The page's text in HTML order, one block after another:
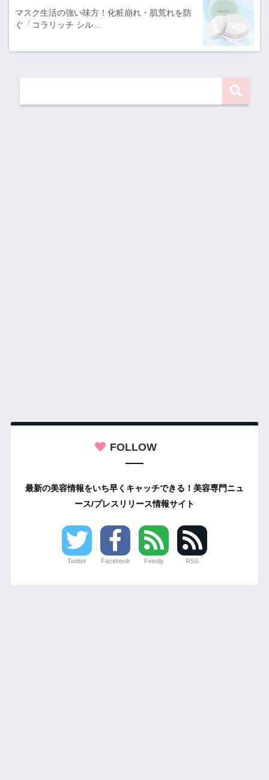
マスク生活の強い味方！化粧崩れ・肌荒れを防
ぐ「コラリッチ シル…
FOLLOW
最新の美容情報をいち早くキャッチできる！美容専門ニュ
ース/プレスリリース情報サイト
Twitter Facebook Feedly RSS